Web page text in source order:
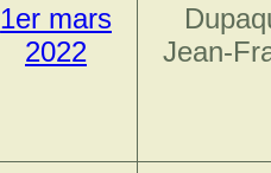
1er mars
2022
Jean-